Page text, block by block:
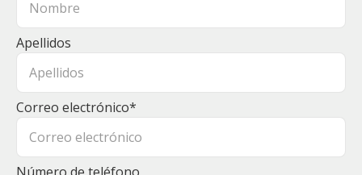
Apellidos
Correo electrónico*